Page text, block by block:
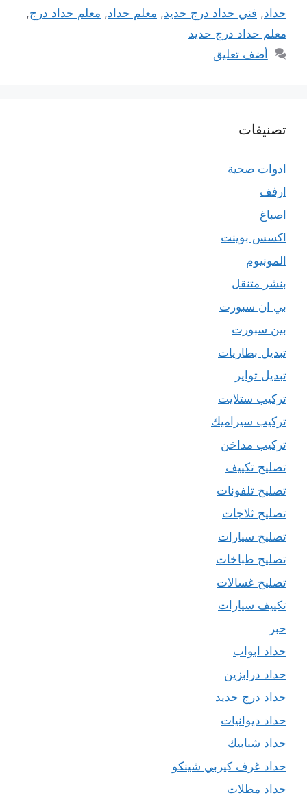
حداد, فني حداد درج حديد, معلم حداد, معلم حداد درج,
معلم حداد درج حديد
أضف تعليق
تصنيفات
ادوات صحية
ارفف
اصباغ
اكسس بوينت
المونيوم
بنشر متنقل
بي ان سبورت
بين سبورت
تبديل بطاريات
تبديل تواير
تركيب ستلايت
تركيب سيراميك
تركيب مداخن
تصليح تكييف
تصليح تلفونات
تصليح ثلاجات
تصليح سيارات
تصليح طباخات
تصليح غسالات
تكييف سيارات
حبر
حداد ابواب
حداد درابزين
حداد درج حديد
حداد ديوانيات
حداد شبابيك
حداد غرف كيربي شينكو
حداد مظلات